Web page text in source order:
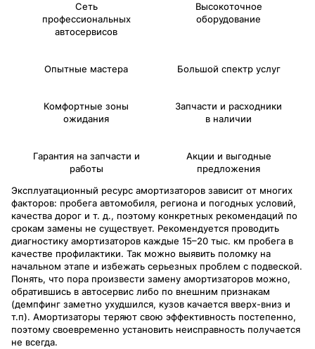
Сеть
профессиональных
автосервисов
Высокоточное
оборудование
Опытные мастера Большой спектр услуг
Комфортные зоны
ожидания
Запчасти и расходники
в наличии
Гарантия на запчасти и
работы
Акции и выгодные
предложения
Эксплуатационный ресурс амортизаторов зависит от многих
факторов: пробега автомобиля, региона и погодных условий,
качества дорог и т. д., поэтому конкретных рекомендаций по
срокам замены не существует. Рекомендуется проводить
диагностику амортизаторов каждые 15–20 тыс. км пробега в
качестве профилактики. Так можно выявить поломку на
начальном этапе и избежать серьезных проблем с подвеской.
Понять, что пора произвести замену амортизаторов можно,
обратившись в автосервис либо по внешним признакам
(демпфинг заметно ухудшился, кузов качается вверх-вниз и
т.п). Амортизаторы теряют свою эффективность постепенно,
поэтому своевременно установить неисправность получается
не всегда.